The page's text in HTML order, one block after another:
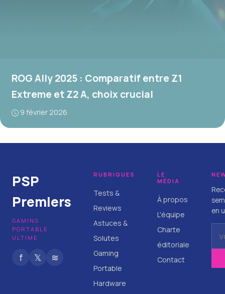
ROG Ally 2025 : Comparatif entre Z1
Extreme et Z2 A, choix crucial
9 février 2026
PSP
Premiers
GAMING
PORTABLE
ULTIME
f 𝕏 ≋
RUBRIQUES
Tests &
Reviews
Astuces &
Solutes
Gaming
Portable
Hardware
LE
MÉDIA
À propos
L'équipe
Charte
éditoriale
Contact
en